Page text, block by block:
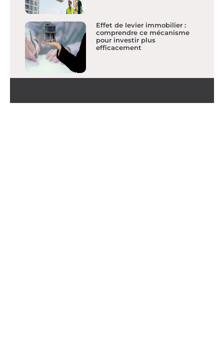
Effet de levier immobilier :
comprendre ce mécanisme
pour investir plus
efficacement